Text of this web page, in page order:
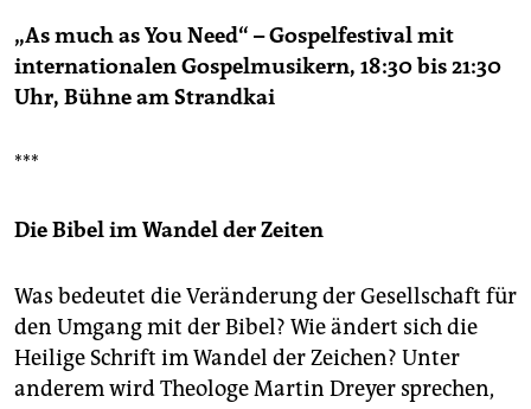
„As much as You Need“ – Gospelfestival mit
internationalen Gospelmusikern, 18:30 bis 21:30
Uhr, Bühne am Strandkai
***
Die Bibel im Wandel der Zeiten
Was bedeutet die Veränderung der Gesellschaft für
den Umgang mit der Bibel? Wie ändert sich die
Heilige Schrift im Wandel der Zeichen? Unter
anderem wird Theologe Martin Dreyer sprechen,